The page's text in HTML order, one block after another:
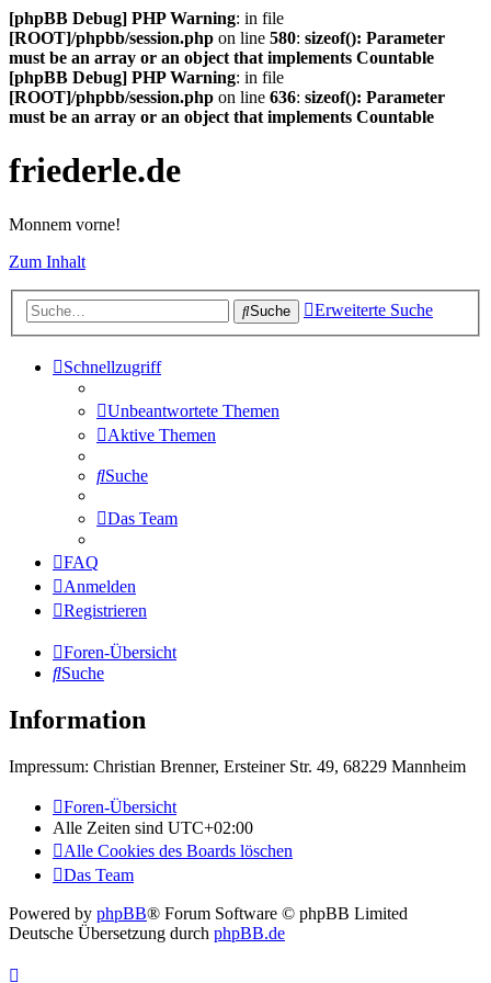
[phpBB Debug] PHP Warning: in file
[ROOT]/phpbb/session.php on line 580: sizeof(): Parameter
must be an array or an object that implements Countable
[phpBB Debug] PHP Warning: in file
[ROOT]/phpbb/session.php on line 636: sizeof(): Parameter
must be an array or an object that implements Countable
friederle.de
Monnem vorne!
Zum Inhalt
Suche Erweiterte Suche
Schnellzugriff
Unbeantwortete Themen
Aktive Themen
Suche
Das Team
FAQ
Anmelden
Registrieren
Foren-Übersicht
Suche
Information
Impressum: Christian Brenner, Ersteiner Str. 49, 68229 Mannheim
Foren-Übersicht
Alle Zeiten sind UTC+02:00
Alle Cookies des Boards löschen
Das Team
Powered by phpBB® Forum Software © phpBB Limited
Deutsche Übersetzung durch phpBB.de